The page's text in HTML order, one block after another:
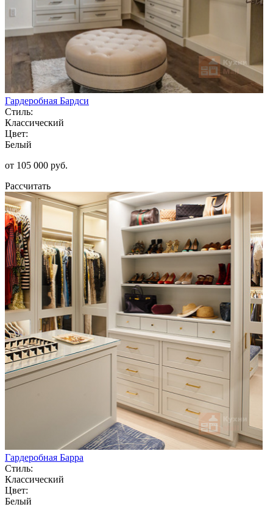
Гардеробная Бардси
Стиль:
Классический
Цвет:
Белый
от 105 000 руб.
Рассчитать
Гардеробная Барра
Стиль:
Классический
Цвет:
Белый